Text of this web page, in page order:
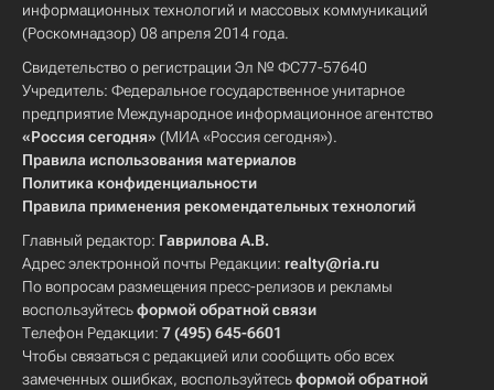
информационных технологий и массовых коммуникаций
(Роскомнадзор) 08 апреля 2014 года.
Свидетельство о регистрации Эл № ФС77-57640
Учредитель: Федеральное государственное унитарное
предприятие Международное информационное агентство
«Россия сегодня» (МИА «Россия сегодня»).
Правила использования материалов
Политика конфиденциальности
Правила применения рекомендательных технологий
Главный редактор: Гаврилова А.В.
Адрес электронной почты Редакции: realty@ria.ru
По вопросам размещения пресс-релизов и рекламы
воспользуйтесьформой обратной связи
Телефон Редакции: 7 (495) 645-6601
Чтобы связаться с редакцией или сообщить обо всех
замеченных ошибках, воспользуйтесьформой обратной